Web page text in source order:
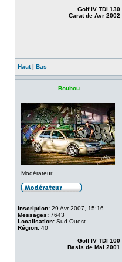
Golf IV TDI 130
Carat de Avr 2002
Haut| Bas
Boubou
Modérateur
Inscription: 29 Avr 2007, 15:16
Messages: 7643
Localisation: Sud Ouest
Région: 40
Golf IV TDI 100
Basis de Mai 2001